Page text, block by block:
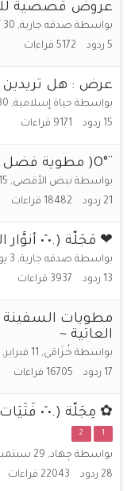
عروض قصصية
بواسطة صدقه جارية, 30 أبريل, 2012
5 ردود 5172 قراءات
عرض : هل تريدين
بواسطة حياة إسلامية,
30
15 ردود 9171 قراءات
¨°O( مطوية فضل صيام ست من شوال )O°¨
بواسطة نبض الأقصى, 15 اكتوبر, 2007
21 ردود 18482 قراءات
❤ مَجَلّة (.•ˆ• أنوَّار
بواسطة صدقه جارية, 3 يوليو, 2014
13 ردود 3937 قراءات
مطويات السفينة
العاتية ~
بواسطة خُـزَامَى, 11 فبراير, 2011
17 ردود 16705 قراءات
✿ مِجَلّة (.•ˆ• فَتَيَات
1
2
بواسطة جِهاد, 29 سبتمبر, 2010
28 ردود 22043 قراءات